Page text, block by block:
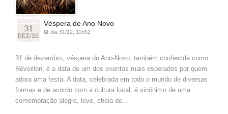
31
DEZ/26
Véspera de Ano Novo
dia 31/12, 11h52
31 de dezembro, véspera do Ano-Novo, também conhecida como
Réveillon, é a data de um dos eventos mais esperados por quem
adora uma festa. A data, celebrada em todo o mundo de diversas
formas e de acordo com a cultura local, é sinônimo de uma
comemoração alegre, leve, cheia de...